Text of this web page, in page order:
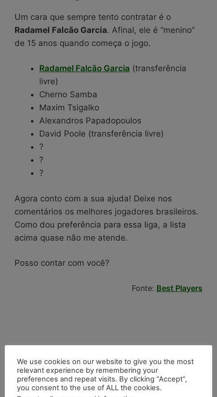
Um cara que sempre tento contratar é o
Radamel Falcão Garcia. Afinal, ele é “menino”
de 15 anos quando começa o jogo.
Radamel Falcão Garcia (transferência
livre)
Cherno Samba
Maxim Tsigalko
Alexandros Papadopoulos
David Poole (transferência livre)
?
?
?
Agora conto com a sua ajuda! Deixe nos
comentários os melhores jogadores brasileiros.
Como dou preferência para essa liga, a lista
acima quase não me atende.
Posso contar com você?
Fonte: Best Players
We use cookies on our website to give you the most
relevant experience by remembering your
preferences and repeat visits. By clicking “Accept”,
you consent to the use of ALL the cookies.